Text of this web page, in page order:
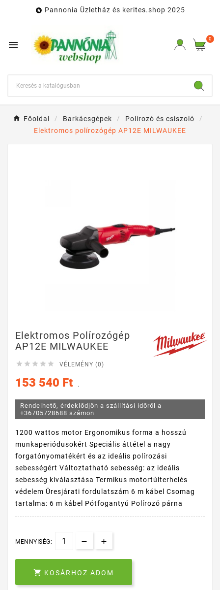
 Pannonia Üzletház és kerites.shop 2025

0
Főoldal Barkácsgépek
Polírozó és csiszoló
Elektromos polírozógép AP12E MILWAUKEE
Elektromos Polírozógép
AP12E MILWAUKEE
     VÉLEMÉNY (0)
153 540 Ft .
Rendelhető, érdeklődjön a szállítási időről a
+36705728688 számon
1200 wattos motor Ergonomikus forma a hosszú
munkaperiódusokért Speciális áttétel a nagy
forgatónyomatékért és az ideális polírozási
sebességért Változtatható sebesség: az ideális
sebesség kiválasztása Termikus motortúlterhelés
védelem Üresjárati fordulatszám 6 m kábel Csomag
tartalma: 6 m kábel Pótfogantyú Polírozó párna
MENNYISÉG:
 KOSÁRHOZ ADOM